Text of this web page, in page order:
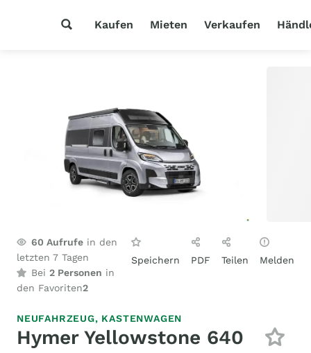
Kaufen Mieten Verkaufen
60 Aufrufe in den
letzten 7 Tagen
Bei 2 Personen in
den Favoriten2
Speichern PDF Teilen Melden
NEUFAHRZEUG, KASTENWAGEN
Hymer Yellowstone 640